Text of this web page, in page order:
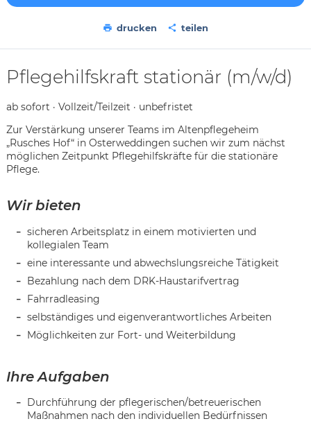
drucken teilen
Pflegehilfskraft stationär (m/w/d)
ab sofort · Vollzeit/Teilzeit · unbefristet
Zur Verstärkung unserer Teams im Altenpflegeheim
„Rusches Hof“ in Osterweddingen suchen wir zum nächst
möglichen Zeitpunkt Pflegehilfskräfte für die stationäre
Pflege.
Wir bieten
sicheren Arbeitsplatz in einem motivierten und
kollegialen Team
eine interessante und abwechslungsreiche Tätigkeit
Bezahlung nach dem DRK-Haustarifvertrag
Fahrradleasing
selbständiges und eigenverantwortliches Arbeiten
Möglichkeiten zur Fort- und Weiterbildung
Ihre Aufgaben
Durchführung der pflegerischen/betreuerischen
Maßnahmen nach den individuellen Bedürfnissen